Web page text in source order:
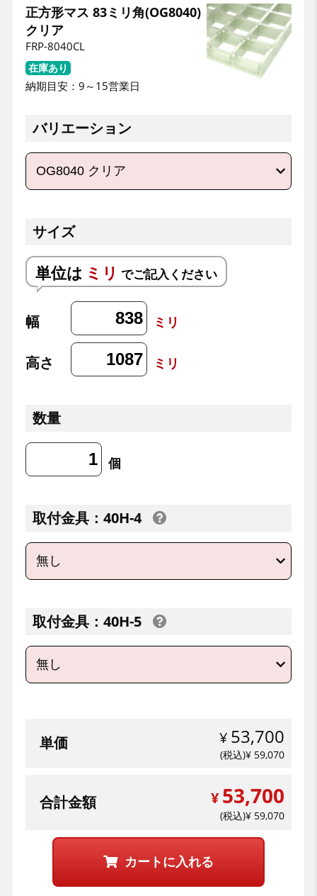
正方形マス 83ミリ角(OG8040)
クリア
FRP-8040CL
在庫あり
納期目安： 9 ～ 15営業日
バリエーション
サイズ
単位は ミリ でご記入ください
幅 ミリ
高さ ミリ
取付金具：40H-4
取付金具：40H-5
単価 53,700
59,070
数量
個
合計金額 53,700
59,070
カートに入れる